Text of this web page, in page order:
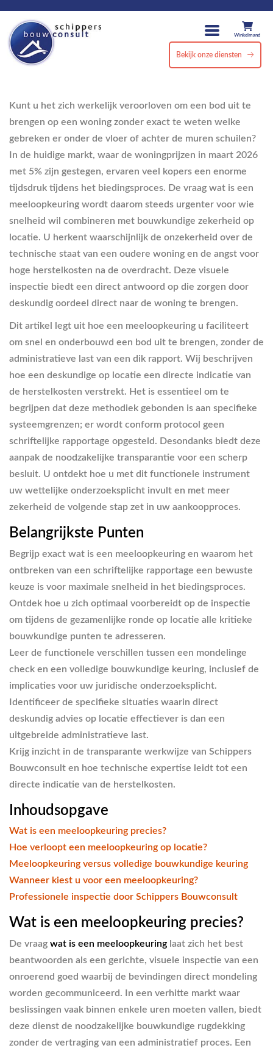
Winkelmand
Bekijk onze diensten
Kunt u het zich werkelijk veroorloven om een bod uit te
brengen op een woning zonder exact te weten welke
gebreken er onder de vloer of achter de muren schuilen?
In de huidige markt, waar de woningprijzen in maart 2026
met 5% zijn gestegen, ervaren veel kopers een enorme
tijdsdruk tijdens het biedingsproces. De vraag wat is een
meeloopkeuring wordt daarom steeds urgenter voor wie
snelheid wil combineren met bouwkundige zekerheid op
locatie. U herkent waarschijnlijk de onzekerheid over de
technische staat van een oudere woning en de angst voor
hoge herstelkosten na de overdracht. Deze visuele
inspectie biedt een direct antwoord op die zorgen door
deskundig oordeel direct naar de woning te brengen.
Dit artikel legt uit hoe een meeloopkeuring u faciliteert
om snel en onderbouwd een bod uit te brengen, zonder de
administratieve last van een dik rapport. Wij beschrijven
hoe een deskundige op locatie een directe indicatie van
de herstelkosten verstrekt. Het is essentieel om te
begrijpen dat deze methodiek gebonden is aan specifieke
systeemgrenzen; er wordt conform protocol geen
schriftelijke rapportage opgesteld. Desondanks biedt deze
aanpak de noodzakelijke transparantie voor een scherp
besluit. U ontdekt hoe u met dit functionele instrument
uw wettelijke onderzoeksplicht invult en met meer
zekerheid de volgende stap zet in uw aankoopproces.
Belangrijkste Punten
Begrijp exact wat is een meeloopkeuring en waarom het
ontbreken van een schriftelijke rapportage een bewuste
keuze is voor maximale snelheid in het biedingsproces.
Ontdek hoe u zich optimaal voorbereidt op de inspectie
om tijdens de gezamenlijke ronde op locatie alle kritieke
bouwkundige punten te adresseren.
Leer de functionele verschillen tussen een mondelinge
check en een volledige bouwkundige keuring, inclusief de
implicaties voor uw juridische onderzoeksplicht.
Identificeer de specifieke situaties waarin direct
deskundig advies op locatie effectiever is dan een
uitgebreide administratieve last.
Krijg inzicht in de transparante werkwijze van Schippers
Bouwconsult en hoe technische expertise leidt tot een
directe indicatie van de herstelkosten.
Inhoudsopgave
Wat is een meeloopkeuring precies?
Hoe verloopt een meeloopkeuring op locatie?
Meeloopkeuring versus volledige bouwkundige keuring
Wanneer kiest u voor een meeloopkeuring?
Professionele inspectie door Schippers Bouwconsult
Wat is een meeloopkeuring precies?
De vraag wat is een meeloopkeuring laat zich het best
beantwoorden als een gerichte, visuele inspectie van een
onroerend goed waarbij de bevindingen direct mondeling
worden gecommuniceerd. In een verhitte markt waar
beslissingen vaak binnen enkele uren moeten vallen, biedt
deze dienst de noodzakelijke bouwkundige rugdekking
zonder de vertraging van een administratief proces. Een